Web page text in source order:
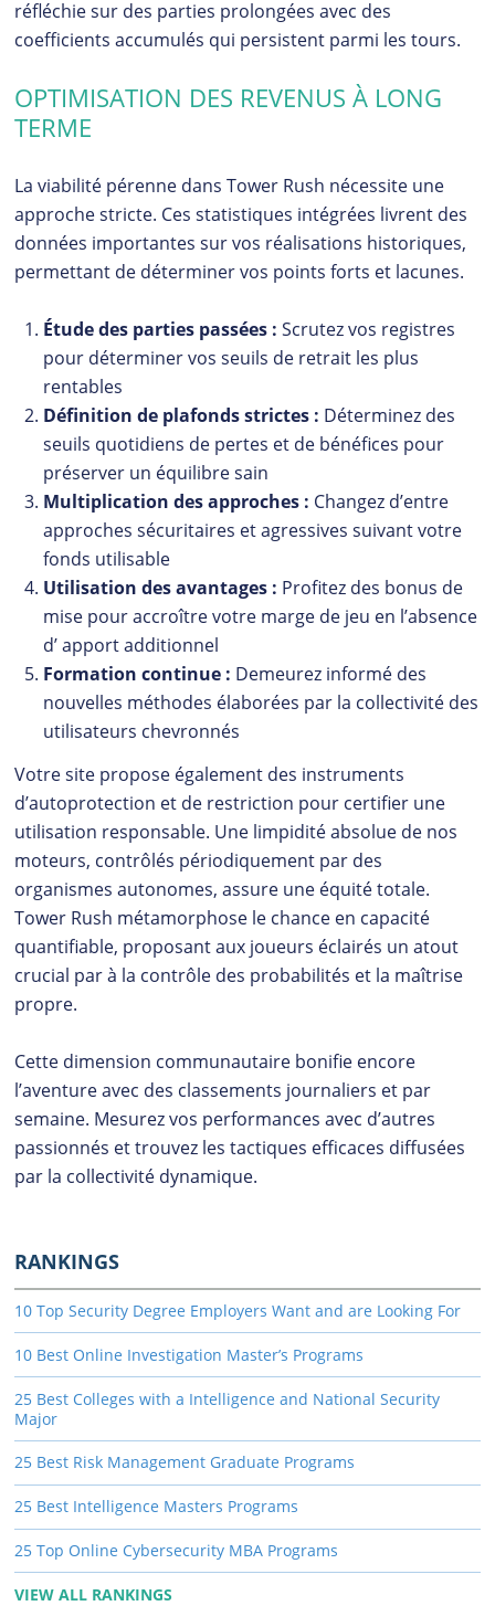
réfléchie sur des parties prolongées avec des
coefficients accumulés qui persistent parmi les tours.
OPTIMISATION DES REVENUS À LONG
TERME
La viabilité pérenne dans Tower Rush nécessite une
approche stricte. Ces statistiques intégrées livrent des
données importantes sur vos réalisations historiques,
permettant de déterminer vos points forts et lacunes.
Étude des parties passées : Scrutez vos registres
pour déterminer vos seuils de retrait les plus
rentables
Définition de plafonds strictes : Déterminez des
seuils quotidiens de pertes et de bénéfices pour
préserver un équilibre sain
Multiplication des approches : Changez d’entre
approches sécuritaires et agressives suivant votre
fonds utilisable
Utilisation des avantages : Profitez des bonus de
mise pour accroître votre marge de jeu en l’absence
d’ apport additionnel
Formation continue : Demeurez informé des
nouvelles méthodes élaborées par la collectivité des
utilisateurs chevronnés
Votre site propose également des instruments
d’autoprotection et de restriction pour certifier une
utilisation responsable. Une limpidité absolue de nos
moteurs, contrôlés périodiquement par des
organismes autonomes, assure une équité totale.
Tower Rush métamorphose le chance en capacité
quantifiable, proposant aux joueurs éclairés un atout
crucial par à la contrôle des probabilités et la maîtrise
propre.
Cette dimension communautaire bonifie encore
l’aventure avec des classements journaliers et par
semaine. Mesurez vos performances avec d’autres
passionnés et trouvez les tactiques efficaces diffusées
par la collectivité dynamique.
RANKINGS
10 Top Security Degree Employers Want and are Looking For
10 Best Online Investigation Master’s Programs
25 Best Colleges with a Intelligence and National Security
Major
25 Best Risk Management Graduate Programs
25 Best Intelligence Masters Programs
25 Top Online Cybersecurity MBA Programs
VIEW ALL RANKINGS